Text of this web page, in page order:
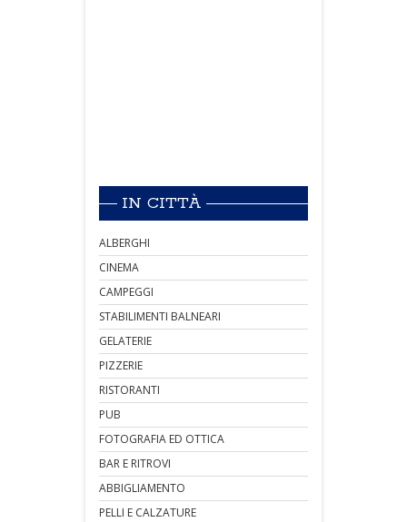
IN CITTÀ
ALBERGHI
CINEMA
CAMPEGGI
STABILIMENTI BALNEARI
GELATERIE
PIZZERIE
RISTORANTI
PUB
FOTOGRAFIA ED OTTICA
BAR E RITROVI
ABBIGLIAMENTO
PELLI E CALZATURE